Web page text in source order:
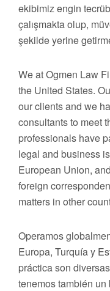
ekibimiz engin
çalışmakta olup,
şekilde yerine
We at Ogmen Law
the United States.
our clients and we
consultants to meet
professionals have
legal and business
European Union,
foreign
matters in other
Operamos
Europa, Turquía y
práctica son
tenemos también